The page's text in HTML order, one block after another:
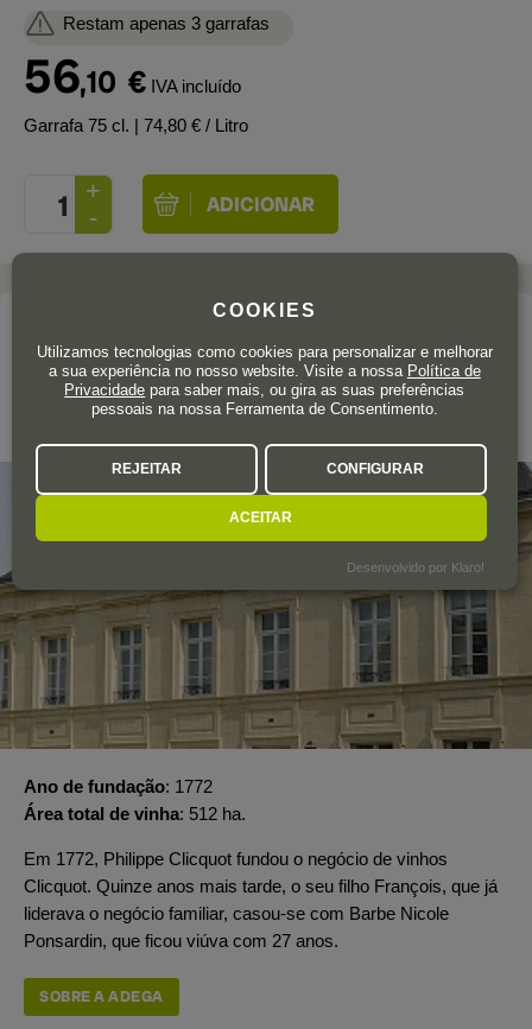
Restam apenas 3 garrafas
56,10 € IVA incluído
Garrafa 75 cl. | 74,80 € / Litro
VEUVE CLICQUOT PONSARDIN
Champagne
Ano de fundação 1772
Área total de vinha 512 ha.
Em 1772, Philippe Clicquot fundou o negócio de vinhos
Clicquot. Quinze anos mais tarde, o seu filho François, que já
liderava o negócio familiar, casou-se com Barbe Nicole
Ponsardin, que ficou viúva com 27 anos.
SOBRE A ADEGA
COOKIES
Utilizamos tecnologias como cookies para personalizar e melhorar
a sua experiência no nosso website. Visite a nossa Política de
Privacidade para saber mais, ou gira as suas preferências
pessoais na nossa Ferramenta de Consentimento.
REJEITAR CONFIGURAR
ACEITAR
Desenvolvido por Klaro!